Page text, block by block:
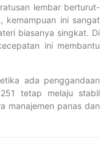
lembar berturut-
kemampuan ini sangat
biasanya singkat. Di
ini membantu
ada penggandaan
tetap melaju stabil
manajemen panas dan